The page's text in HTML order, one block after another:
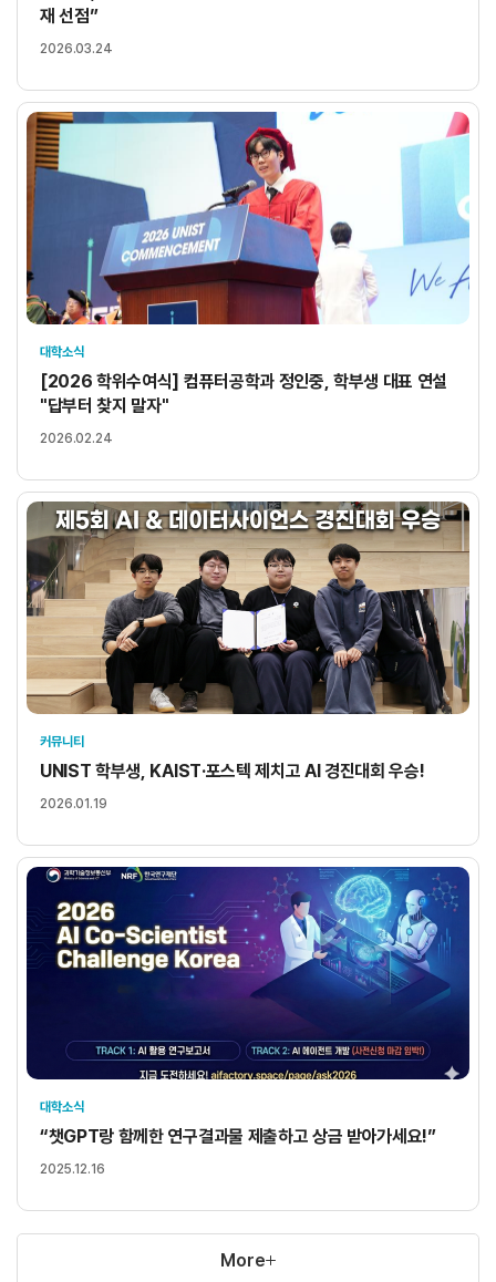
재 선점”
2026.03.24
대학소식
[2026 학위수여식] 컴퓨터공학과 정인중, 학부생 대표 연설
"답부터 찾지 말자"
2026.02.24
커뮤니티
UNIST 학부생, KAIST·포스텍 제치고 AI 경진대회 우승!
2026.01.19
대학소식
“챗GPT랑 함께한 연구결과물 제출하고 상금 받아가세요!”
2025.12.16
More